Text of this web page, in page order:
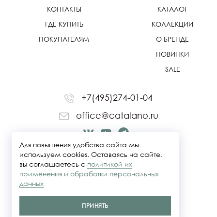
КОНТАКТЫ
ГДЕ КУПИТЬ
ПОКУПАТЕЛЯМ
КАТАЛОГ
КОЛЛЕКЦИИ
О БРЕНДЕ
НОВИНКИ
SALE
+7(495)274-01-04
office@catalano.ru
Для повышения удобства сайта мы
используем cookies. Оставаясь на сайте,
вы соглашаетесь с политикой их
применения и обработки персональных
данных
ПРИНЯТЬ